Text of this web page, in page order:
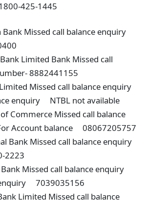
425-1445
Missed call balance enquiry
Limited Bank Missed call
8882441155
Missed call balance enquiry
enquiry NTBL not available
Commerce Missed call balance
Account balance 08067205757
Bank Missed call balance enquiry
2223
Missed call balance enquiry
7039035156
Limited Missed call balance